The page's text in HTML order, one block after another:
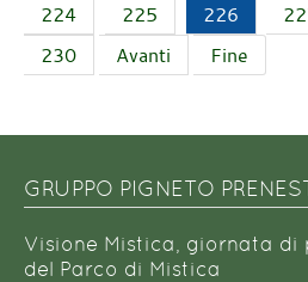
224
225 226
230
Avanti Fine
GRUPPO PIGNETO
Visione Mistica, giornata di
del Parco di Mistica